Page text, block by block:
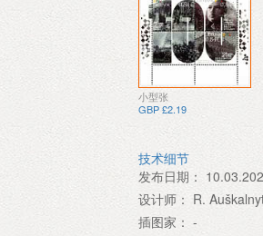
小型张
GBP £2.19
技术细节
发布日期：
设计师： R.
插图家： -